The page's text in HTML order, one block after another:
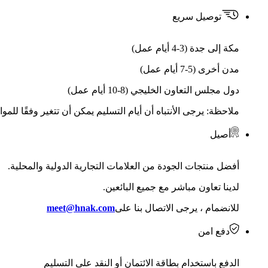
توصيل سريع
مكة إلى جدة (3-4 أيام عمل)
مدن أخرى (5-7 أيام عمل)
دول مجلس التعاون الخليجي (8-10 أيام عمل)
ملاحظة: يرجى الأنتباه أن أيام التسليم يمكن أن تتغير وفقًا
أصيل
أفضل منتجات الجودة من العلامات التجارية الدولية والمحلية.
لدينا تعاون مباشر مع جميع البائعين.
للانضمام ، يرجى الاتصال بنا علىmeet@hnak.com
دفع امن
الدفع باستخدام بطاقة الائتمان أو النقد على التسليم